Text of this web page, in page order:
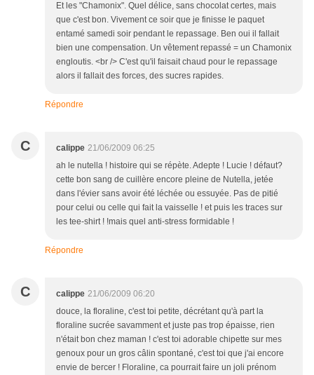
Et les "Chamonix". Quel délice, sans chocolat certes, mais
que c'est bon. Vivement ce soir que je finisse le paquet
entamé samedi soir pendant le repassage. Ben oui il fallait
bien une compensation. Un vêtement repassé = un Chamonix
engloutis. <br /> C'est qu'il faisait chaud pour le repassage
alors il fallait des forces, des sucres rapides.
Répondre
C calippe 21/06/2009 06:25
ah le nutella ! histoire qui se répète. Adepte ! Lucie ! défaut?
cette bon sang de cuillère encore pleine de Nutella, jetée
dans l'évier sans avoir été léchée ou essuyée. Pas de pitié
pour celui ou celle qui fait la vaisselle ! et puis les traces sur
les tee-shirt ! !mais quel anti-stress formidable !
Répondre
C calippe 21/06/2009 06:20
douce, la floraline, c'est toi petite, décrétant qu'à part la
floraline sucrée savamment et juste pas trop épaisse, rien
n'était bon chez maman ! c'est toi adorable chipette sur mes
genoux pour un gros câlin spontané, c'est toi que j'ai encore
envie de bercer ! Floraline, ca pourrait faire un joli prénom